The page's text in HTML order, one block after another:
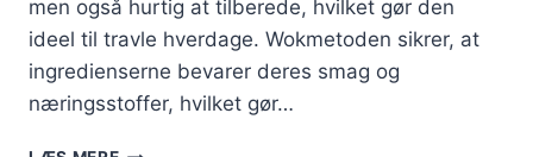
men også hurtig at tilberede, hvilket gør den
ideel til travle hverdage. Wokmetoden sikrer, at
ingredienserne bevarer deres smag og
næringsstoffer, hvilket gør…
WOK